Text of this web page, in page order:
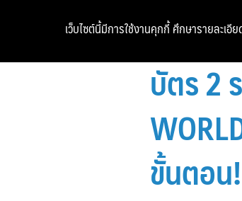
บัตร 2
ขั้นตอน
เว็บไซต์นี้มีการใช้งานคุกกี้ ศึกษารายละเอีย